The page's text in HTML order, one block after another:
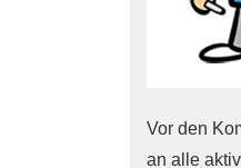
Vor den
an alle